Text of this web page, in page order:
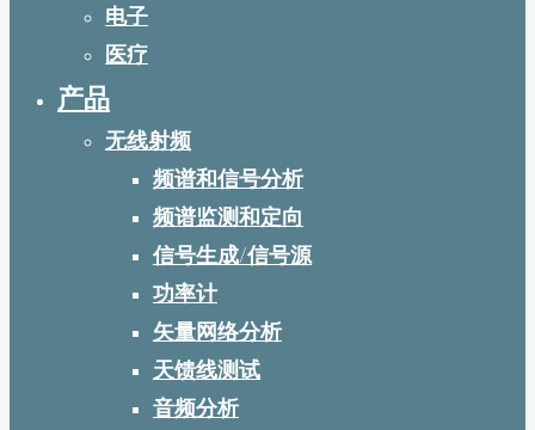
电子
医疗
产品
无线射频
频谱和信号分析
频谱监测和定向
信号生成/信号源
功率计
矢量网络分析
天馈线测试
音频分析